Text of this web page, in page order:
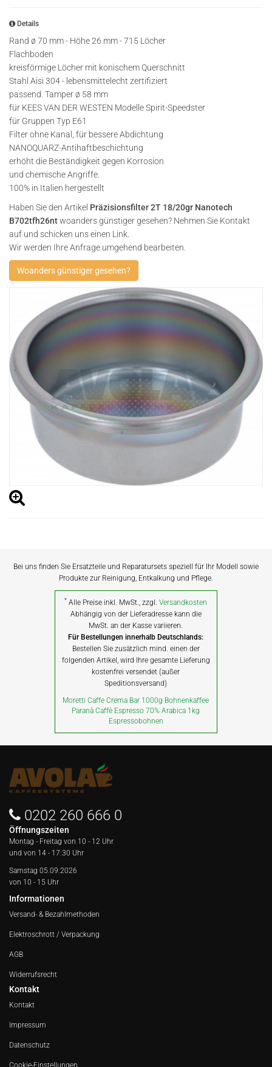
Details
Rand ø 70 mm - Höhe 26 mm - 715 Löcher
Flachboden
kreisförmige Löcher mit konischem Querschnitt
Stahl Aisi 304 - lebensmittelecht zertifiziert
passend. Tamper ø 58 mm
für KEES VAN DER WESTEN Modelle Spirit-Speedster
für Gruppen Typ E61
Filter ohne Kanal, für bessere Abdichtung
NANOQUARZ-Antihaftbeschichtung
erhöht die Beständigkeit gegen Korrosion
und chemische Angriffe.
100% in Italien hergestellt
Haben Sie den Artikel Präzisionsfilter 2T 18/20gr Nanotech
B702tfh26ntwoanders günstiger gesehen? Nehmen Sie Kontakt
auf und schicken uns einen Link.
Wir werden Ihre Anfrage umgehend bearbeiten.
Woanders günstiger gesehen?
Bei uns finden Sie Ersatzteile und Reparatursets speziell für Ihr Modell sowie
Produkte zur Reinigung, Entkalkung und Pflege.
* Alle Preise inkl. MwSt., zzgl.Versandkosten
Abhängig von der Lieferadresse kann die
MwSt. an der Kasse variieren.
Für Bestellungen innerhalb Deutschlands:
Bestellen Sie zusätzlich mind. einen der
folgenden Artikel, wird Ihre gesamte Lieferung
kostenfrei versendet (außer
Speditionsversand)
Moretti Caffe Crema Bar 1000g Bohnenkaffee
Paranà Caffè Espresso 70% Arabica 1kg
Espressobohnen
0202 260 666 0
Öffnungszeiten
Montag - Freitag von 10 - 12 Uhr
und von 14 - 17:30 Uhr
Samstag 05.09.2026
von 10 - 15 Uhr
Informationen
Versand- & Bezahlmethoden
Elektroschrott / Verpackung
AGB
Widerrufsrecht
Kontakt
Kontakt
Impressum
Datenschutz
Cookie-Einstellungen